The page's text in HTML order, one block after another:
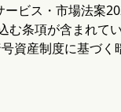
ビス・市場法案
条項が含まれて
資産制度に基づ